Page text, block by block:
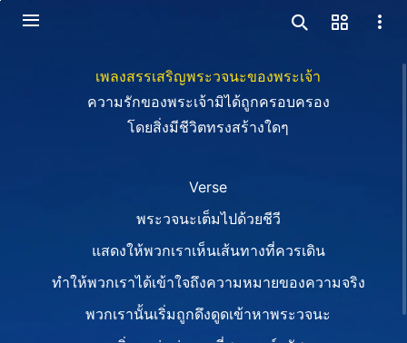
เพลงสรรเสริญพระวจนะของพระเจ้า
ความรักของพระเจ้ามิได้ถูกครอบครอง
โดยสิ่งมีชีวิตทรงสร้างใดๆ
Verse
พระวจนะเต็มไปด้วยชีวี
แสดงให้พวกเราเห็นเส้นทางที่ควรเดิน
ทำให้พวกเราได้เข้าใจถึงความหมายของความจริง
พวกเรานั้นเริ่มถูกดึงดูดเข้าหาพระวจนะ